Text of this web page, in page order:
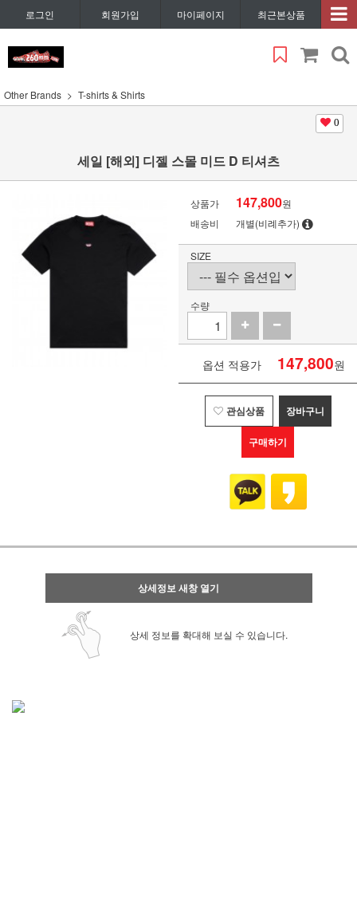
로그인 회원가입 마이페이지 최근본상품
Other Brands T-shirts & Shirts
0
세일 [해외] 디젤 스몰 미드 D 티셔츠
상품가 147,800원
배송비
개별(비례추가)
SIZE
수량
옵션 적용가 147,800원
관심상품 장바구니
구매하기
상세정보 새창 열기
상세 정보를 확대해 보실 수 있습니다.